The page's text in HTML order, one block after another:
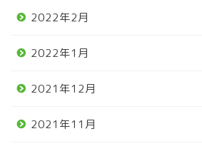
2022年2月
2022年1月
2021年12月
2021年11月